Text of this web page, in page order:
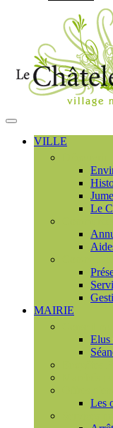
MENU
PRINCIPAL
VILLE
Le
MAIRIE
Elus
Les